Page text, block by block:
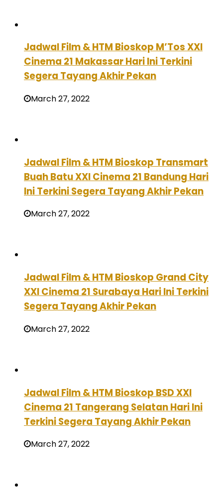
Jadwal Film & HTM Bioskop M’Tos XXI
Cinema 21 Makassar Hari Ini Terkini
Segera Tayang Akhir Pekan
March 27, 2022
Jadwal Film & HTM Bioskop Transmart
Buah Batu XXI Cinema 21 Bandung Hari
Ini Terkini Segera Tayang Akhir Pekan
March 27, 2022
Jadwal Film & HTM Bioskop Grand City
XXI Cinema 21 Surabaya Hari Ini Terkini
Segera Tayang Akhir Pekan
March 27, 2022
Jadwal Film & HTM Bioskop BSD XXI
Cinema 21 Tangerang Selatan Hari Ini
Terkini Segera Tayang Akhir Pekan
March 27, 2022